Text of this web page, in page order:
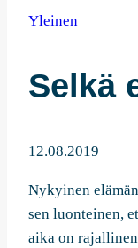
Yleinen
Selkä
12.08.2019
Nykyinen
sen luonteinen,
aika on